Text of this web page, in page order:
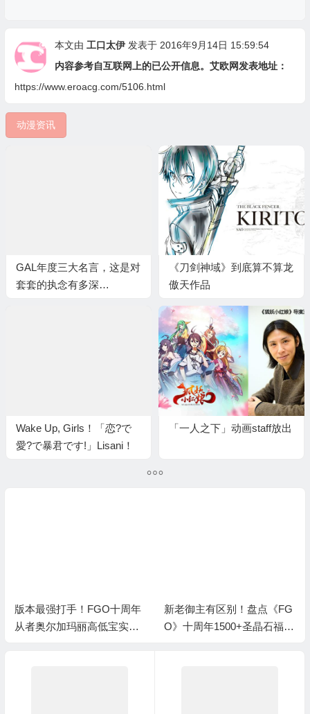
本文由 工口太伊发表于 2016年9月14日 15:59:54
内容参考自互联网上的已公开信息。艾欧网发表地址：
https://www.eroacg.com/5106.html
动漫资讯
GAL年度三大名言，这是对
套套的执念有多深…
《刀剑神域》到底算不算龙
傲天作品
Wake Up, Girls！「恋?で
愛?で暴君です!」Lisani！
「一人之下」动画staff放出
版本最强打手！FGO十周年
从者奥尔加玛丽高低宝实战
新老御主有区别！盘点《FG
O》十周年1500+圣晶石福利